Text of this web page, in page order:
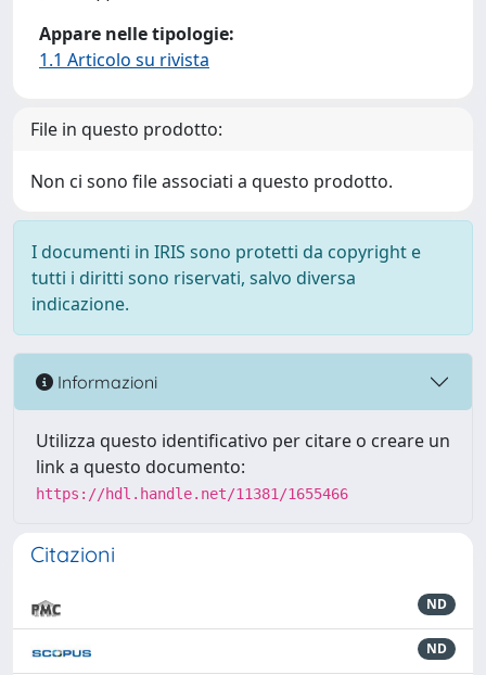
Appare nelle tipologie:
1.1 Articolo su rivista
File in questo prodotto:
Non ci sono file associati a questo prodotto.
I documenti in IRIS sono protetti da copyright e
tutti i diritti sono riservati, salvo diversa
indicazione.
Informazioni
Utilizza questo identificativo per citare o creare un
link a questo documento:
https://hdl.handle.net/11381/1655466
Citazioni
ND
ND